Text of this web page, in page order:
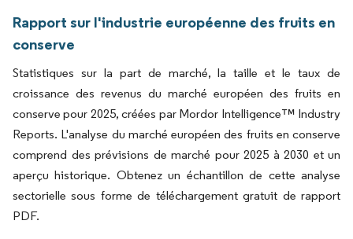
Rapport sur l'industrie européenne des fruits en
conserve
Statistiques sur la part de marché, la taille et le taux de
croissance des revenus du marché européen des fruits en
conserve pour 2025, créées par Mordor Intelligence™ Industry
Reports. L'analyse du marché européen des fruits en conserve
comprend des prévisions de marché pour 2025 à 2030 et un
aperçu historique. Obtenez un échantillon de cette analyse
sectorielle sous forme de téléchargement gratuit de rapport
PDF.